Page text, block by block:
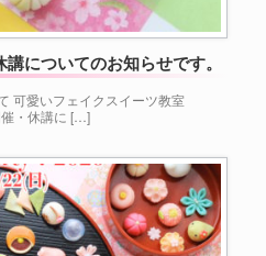
講についてのお知らせです。
可愛いフェイクスイーツ教室
・休講に […]